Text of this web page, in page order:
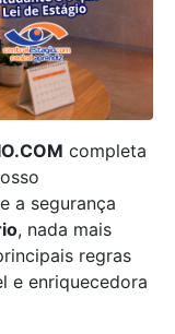
completa
a segurança
, nada mais
regras
e enriquecedora